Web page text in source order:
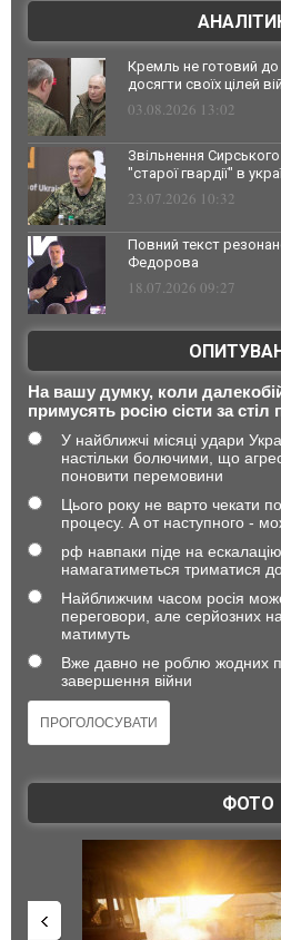
Кремль не готовий до
досягти своїх цілей
03.08.2026 13:02
Звільнення
"старої гвардії" в
23.07.2026 10:32
Повний текст
Федорова
18.07.2026 09:27
На вашу думку, коли
примусять росію сісти за стіл
У найближчі місяці удари
настільки болючими, що
поновити перемовини
Цього року не варто чекати
процесу. А от наступного -
рф навпаки піде на
намагатиметься триматися
Найближчим часом росія
переговори, але серйозних
матимуть
Вже давно не роблю жодних
завершення війни
ФОТО